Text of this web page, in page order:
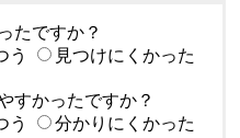
たですか？
う 見つけにくかった
すかったですか？
う 分かりにくかった